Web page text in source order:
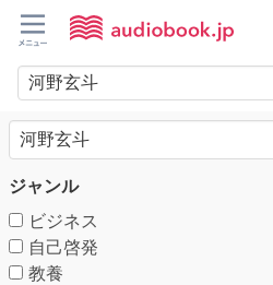
ジャンル
ビジネス
自己啓発
教養